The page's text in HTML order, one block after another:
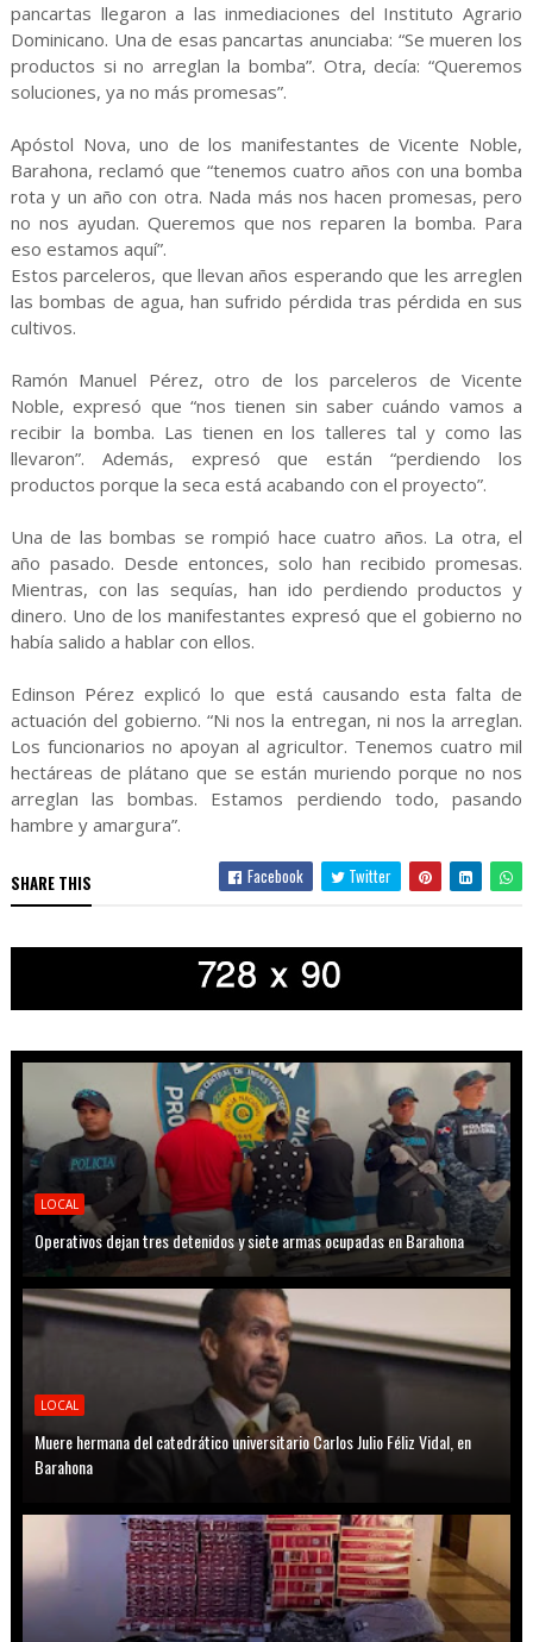
pancartas llegaron a las inmediaciones del Instituto Agrario
Dominicano. Una de esas pancartas anunciaba: “Se mueren los
productos si no arreglan la bomba”. Otra, decía: “Queremos
soluciones, ya no más promesas”.
Apóstol Nova, uno de los manifestantes de Vicente Noble,
Barahona, reclamó que “tenemos cuatro años con una bomba
rota y un año con otra. Nada más nos hacen promesas, pero
no nos ayudan. Queremos que nos reparen la bomba. Para
eso estamos aquí”.
Estos parceleros, que llevan años esperando que les arreglen
las bombas de agua, han sufrido pérdida tras pérdida en sus
cultivos.
Ramón Manuel Pérez, otro de los parceleros de Vicente
Noble, expresó que “nos tienen sin saber cuándo vamos a
recibir la bomba. Las tienen en los talleres tal y como las
llevaron”. Además, expresó que están “perdiendo los
productos porque la seca está acabando con el proyecto”.
Una de las bombas se rompió hace cuatro años. La otra, el
año pasado. Desde entonces, solo han recibido promesas.
Mientras, con las sequías, han ido perdiendo productos y
dinero. Uno de los manifestantes expresó que el gobierno no
había salido a hablar con ellos.
Edinson Pérez explicó lo que está causando esta falta de
actuación del gobierno. “Ni nos la entregan, ni nos la arreglan.
Los funcionarios no apoyan al agricultor. Tenemos cuatro mil
hectáreas de plátano que se están muriendo porque no nos
arreglan las bombas. Estamos perdiendo todo, pasando
hambre y amargura”.
SHARE THIS Facebook Twitter
LOCAL
Operativos dejan tres detenidos y siete armas ocupadas en Barahona
LOCAL
Muere hermana del catedrático universitario Carlos Julio Féliz Vidal, en
Barahona